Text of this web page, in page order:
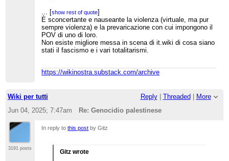
riferisse a Hominis, il quale è appena
intervenutoper dargli due (civili, approriate)
sberle. Avevo inteso che la seconda volta TG si
riferisse a IvanScrooge98, non a Hominis, ma
probabilmente sbagliavo io. IvanScrooge98 che,
tra l'altro, abbandona il merito della discussione
dopo aver ricevuto l'ennesima lezioncina
pacati e rispettosi, assumere la buona fede, ecc.,
da... Superspritz!!! roba da non crederci.
[show rest of quote]
È sconcertante e nauseante la violenza (virtuale, ma pur
sempre violenza) e la prevaricazione con cui impongono il
POV di uno di loro.
Non esiste migliore messa in scena di it.wiki di cosa siano
stati il fascismo e i vari totalitarismi.
https://wikinostra.substack.com/archive
Wiki per tutti Reply| Threaded
More
Jun 04, 2025; 7:47am
Re: Genocidio palestinese
3191 posts
In reply tothis post by Gitz
Gitz wrote